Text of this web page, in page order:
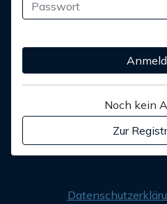
Noch kein
Zur